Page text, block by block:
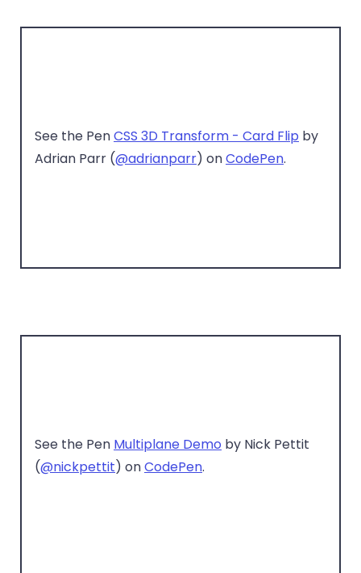
See the PenCSS 3D Transform - Card Flip by
Adrian Parr (@adrianparr) onCodePen.
See the Pen Multiplane Demo by Nick Pettit
(@nickpettit) onCodePen.